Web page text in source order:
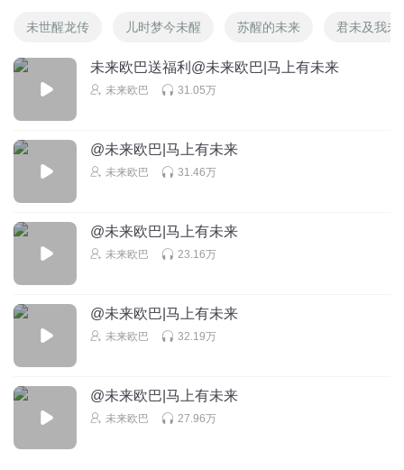
回复 2019-07-26 1
朕已阅
回复
手心中的小白猫
63808045
回复 2019-08-27
未世醒龙传 儿时梦今未醒 苏醒的未来 君未及我未
未来欧巴送福利@未来欧巴|马上有未来
未来欧巴 31.05万
@未来欧巴|马上有未来
未来欧巴 31.46万
@未来欧巴|马上有未来
未来欧巴 23.16万
@未来欧巴|马上有未来
未来欧巴 32.19万
@未来欧巴|马上有未来
未来欧巴 27.96万